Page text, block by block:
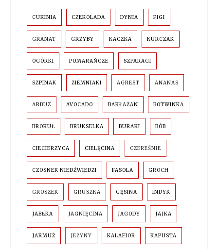
CUKINIA CZEKOLADA DYNIA FIGI
GRANAT GRZYBY KACZKA KURCZAK
OGÓRKI POMARAŃCZE SZPARAGI
SZPINAK ZIEMNIAKI AGREST ANANAS
ARBUZ AVOCADO BAKŁAŻAN BOTWINKA
BROKUŁ BRUKSELKA BURAKI BÓB
CIECIERZYCA CIELĘCINA CZEREŚNIE
CZOSNEK NIEDŹWIEDZI FASOLA GROCH
GROSZEK GRUSZKA GĘSINA INDYK
JABŁKA JAGNIĘCINA JAGODY JAJKA
JARMUŻ JEŻYNY KALAFIOR KAPUSTA